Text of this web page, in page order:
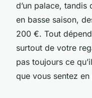
d’un palace,
en basse saison,
200 €. Tout
surtout de votre
pas toujours ce
que vous sentez